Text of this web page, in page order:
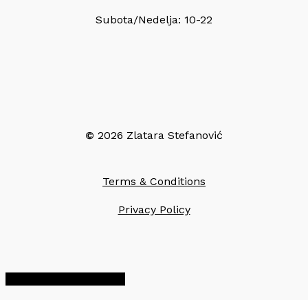
Subota/Nedelja: 10-22
© 2026 Zlatara Stefanović
Terms & Conditions
Privacy Policy